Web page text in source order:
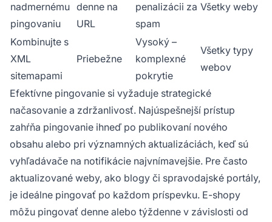
nadmernému
pingovaniu
denne na
URL
penalizácii za
spam
Všetky weby
Kombinujte s
XML
sitemapami
Priebežne
Vysoký –
komplexné
pokrytie
Všetky typy
webov
Efektívne pingovanie si vyžaduje strategické
načasovanie a zdržanlivosť. Najúspešnejší prístup
zahŕňa pingovanie ihneď po publikovaní nového
obsahu alebo pri významných aktualizáciách, keď sú
vyhľadávače na notifikácie najvnímavejšie. Pre často
aktualizované weby, ako blogy či spravodajské portály,
je ideálne pingovať po každom príspevku. E-shopy
môžu pingovať denne alebo týždenne v závislosti od